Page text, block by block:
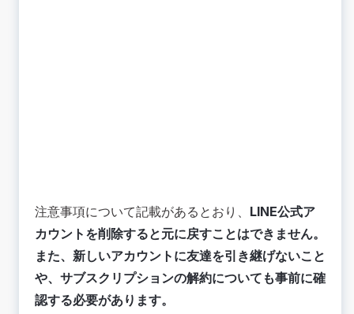
注意事項について記載があるとおり、 LINE公式ア
カウントを削除すると元に戻すことはできません。
また、新しいアカウントに友達を引き継げないこと
や、サブスクリプションの解約についても事前に確
認する必要があります。